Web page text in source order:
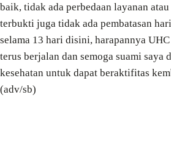
baik, tidak ada perbedaan layanan
terbukti juga tidak ada pembatasan
selama 13 hari disini, harapannya
terus berjalan dan semoga suami saya
kesehatan untuk dapat beraktifitas
(adv/sb)